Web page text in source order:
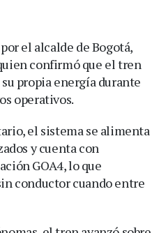
el alcalde de Bogotá,
confirmó que el tren
propia energía durante
operativos.
el sistema se alimenta
y cuenta con
GOA4, lo que
conductor cuando entre